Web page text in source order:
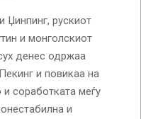
Џинпинг, рускиот
и монголскиот
денес одржаа
и повикаа на
соработката меѓу
и